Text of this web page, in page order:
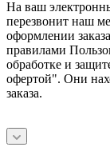
На ваш
перезвонит наш
оформлении
правилами
обработке и
офертой". Они
заказа.